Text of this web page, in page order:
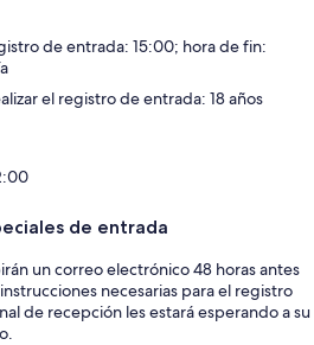
de entrada: 15:00; hora de fin:
el registro de entrada: 18 años
de entrada
un correo electrónico 48 horas antes
necesarias para el registro
de recepción les estará esperando a su